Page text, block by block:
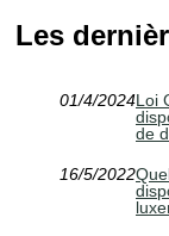
Les
01/4/2024Loi
de
16/5/2022